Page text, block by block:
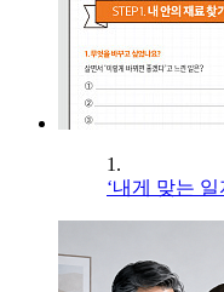
1.
‘내게 맞는